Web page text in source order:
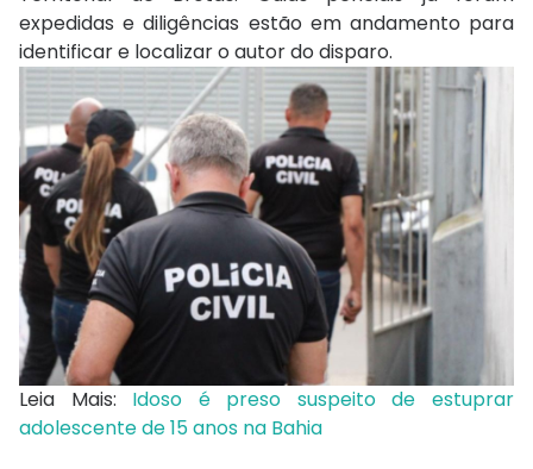
expedidas e diligências estão em andamento para
identificar e localizar o autor do disparo.
Leia Mais: Idoso é preso suspeito de estuprar
adolescente de 15 anos na Bahia